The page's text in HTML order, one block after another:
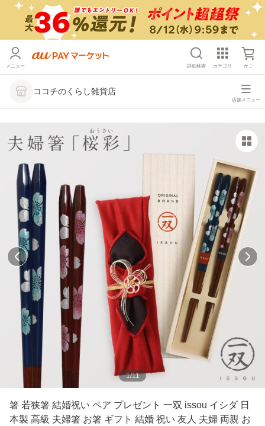
メニュー 詳細検索 カテゴリ かご
ココチのくらし雑貨店
店舗メニュー
1/11
箸 若狭箸 結婚祝い ペア プレゼント 一双 issou イシダ 日
本製 高級 夫婦箸 お箸 ギフト 結婚 祝い 友人 夫婦 両親 お